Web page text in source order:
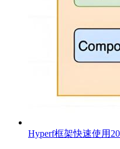
Hyperf框架快速使用